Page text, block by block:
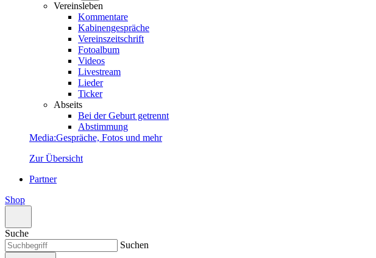
Vereinsleben
Kommentare
Kabinengespräche
Vereinszeitschrift
Fotoalbum
Videos
Livestream
Lieder
Ticker
Abseits
Bei der Geburt getrennt
Abstimmung
Media:Gespräche, Fotos und mehr
Zur Übersicht
Partner
Shop
Suche
Suchen